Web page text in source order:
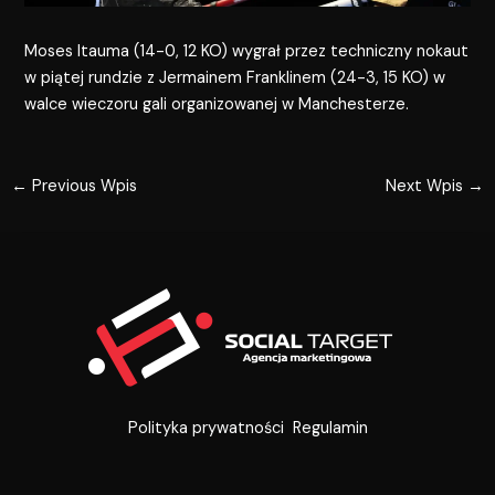
Moses Itauma (14-0, 12 KO) wygrał przez techniczny nokaut
w piątej rundzie z Jermainem Franklinem (24-3, 15 KO) w
walce wieczoru gali organizowanej w Manchesterze.
← Previous Wpis Next Wpis →
Polityka prywatności Regulamin